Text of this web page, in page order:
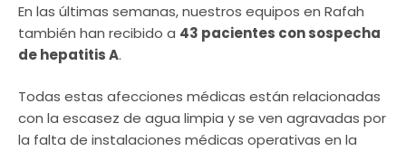
En las últimas semanas, nuestros equipos en Rafah
también han recibido a 43 pacientes con sospecha
de hepatitis A.
Todas estas afecciones médicas están relacionadas
con la escasez de agua limpia y se ven agravadas por
la falta de instalaciones médicas operativas en la